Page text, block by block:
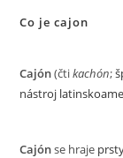
Co je cajon
Cajón(čtikachón;
nástroj
Cajónse hraje